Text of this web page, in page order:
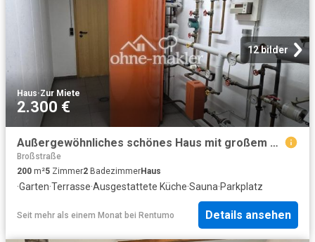
12 bilder
Haus·Zur Miete
2.300 €
Außergewöhnliches schönes Haus mit großem Garten, Garage, EBK und Sauna
Broßstraße
200 m²5 Zimmer2 BadezimmerHaus
·Garten·Terrasse·Ausgestattete Küche·Sauna·Parkplatz
Seit mehr als einem Monat bei Rentumo Details ansehen